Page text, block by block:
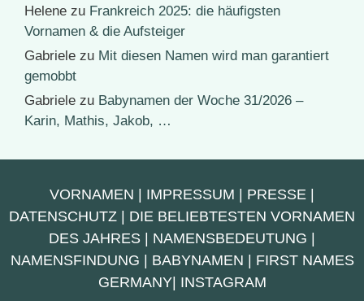
Helene zu Frankreich 2025: die häufigsten
Vornamen & die Aufsteiger
Gabriele zu Mit diesen Namen wird man garantiert
gemobbt
Gabriele zu Babynamen der Woche 31/2026 –
Karin, Mathis, Jakob, …
VORNAMEN | IMPRESSUM | PRESSE |
DATENSCHUTZ | DIE BELIEBTESTEN VORNAMEN
DES JAHRES | NAMENSBEDEUTUNG |
NAMENSFINDUNG | BABYNAMEN | FIRST NAMES
GERMANY| INSTAGRAM